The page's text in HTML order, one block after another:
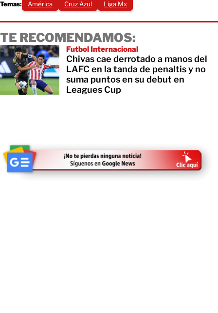
Temas: América Cruz Azul Liga Mx
TE RECOMENDAMOS:
Futbol Internacional
Chivas cae derrotado a manos del
LAFC en la tanda de penaltis y no
suma puntos en su debut en
Leagues Cup